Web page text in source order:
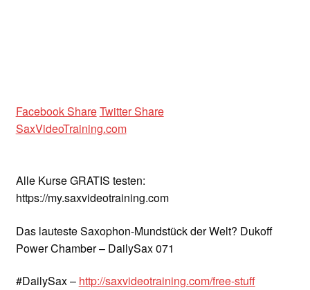
Facebook ShareTwitter Share
SaxVideoTraining.com
Alle Kurse GRATIS testen:
https://my.saxvideotraining.com
Das lauteste Saxophon-Mundstück der Welt? Dukoff
Power Chamber – DailySax 071
#DailySax – http://saxvideotraining.com/free-stuff